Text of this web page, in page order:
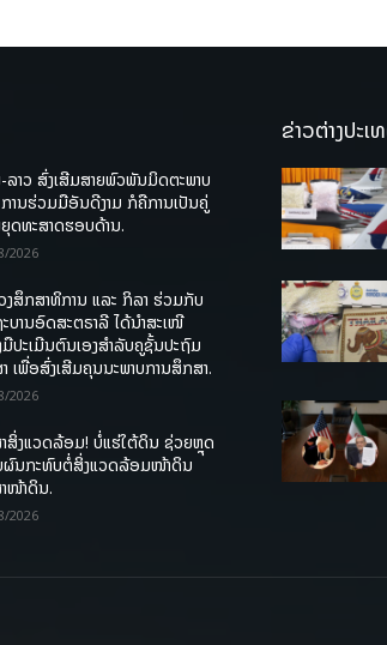
ລາວ ສົ່ງເສີມສາຍພົວພັນມິດຕະພາບ
ານຮ່ວມມືອັນດີງາມ ກໍຄືການເປັນຄູ່
ດທະສາດຮອບດ້ານ.
2026
ງສຶກສາທິການ ແລະ ກິລາ ຮ່ວມກັບ
ບານອົດສະຕຣາລີ ໄດ້ນຳສະເໜີ
ມືປະເມີນຕົນເອງສຳລັບຄູຊັ້ນປະຖົມ
ເພື່ອສົ່ງເສີມຄຸນນະພາບການສຶກສາ.
2026
ສິ່ງແວດລ້ອມ! ບໍ່ແຮ່ໃຕ້ດິນ ຊ່ວຍຫຼຸດ
ນກະທົບຕໍ່ສິ່ງແວດລ້ອມໜ້າດິນ
ໜ້າດິນ.
2026
ຂ່າວຕ່າງປະເ